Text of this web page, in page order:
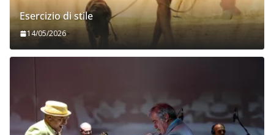
Esercizio di stile
14/05/2026